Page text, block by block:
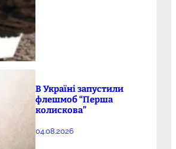
В Україні запустили
флешмоб “Перша
колискова”
04.08.2026